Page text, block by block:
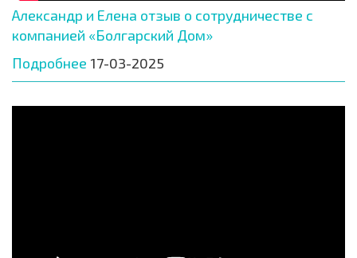
Александр и Елена отзыв о сотрудничестве с
компанией «Болгарский Дом»
Подробнее 17-03-2025